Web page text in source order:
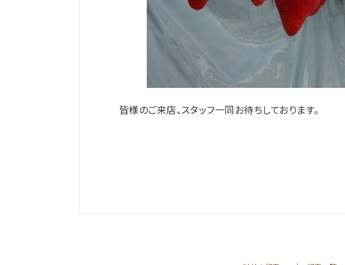
皆様のご来店、スタッフ一同お待ちしております。